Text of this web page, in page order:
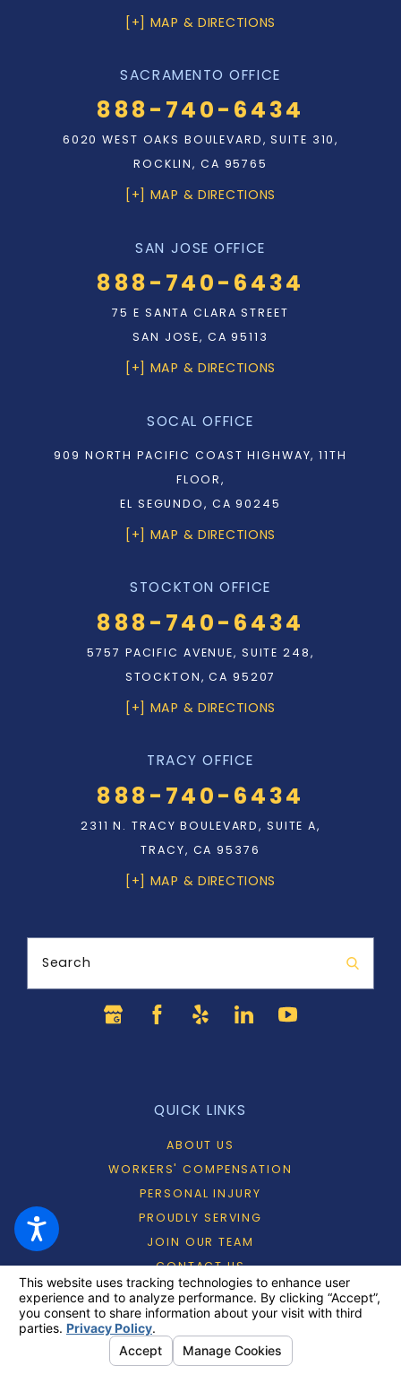
[+] MAP & DIRECTIONS
SACRAMENTO OFFICE
888-740-6434
6020 WEST OAKS BOULEVARD, SUITE 310,
ROCKLIN, CA 95765
[+] MAP & DIRECTIONS
SAN JOSE OFFICE
888-740-6434
75 E SANTA CLARA STREET
SAN JOSE, CA 95113
[+] MAP & DIRECTIONS
SOCAL OFFICE
909 NORTH PACIFIC COAST HIGHWAY, 11TH
FLOOR,
EL SEGUNDO, CA 90245
[+] MAP & DIRECTIONS
STOCKTON OFFICE
888-740-6434
5757 PACIFIC AVENUE, SUITE 248,
STOCKTON, CA 95207
[+] MAP & DIRECTIONS
TRACY OFFICE
888-740-6434
2311 N. TRACY BOULEVARD, SUITE A,
TRACY, CA 95376
[+] MAP & DIRECTIONS
Search
QUICK LINKS
ABOUT US
WORKERS' COMPENSATION
PERSONAL INJURY
PROUDLY SERVING
JOIN OUR TEAM
CONTACT US